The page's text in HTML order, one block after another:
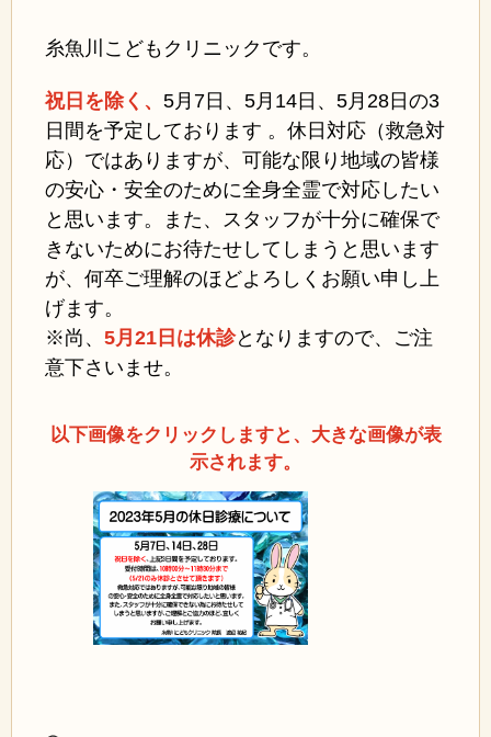
糸魚川こどもクリニックです。
祝日を除く、 5月7日、 5月14日、5月28日の3
日間を予定しております 。休日対応（救急対
応）ではありますが、可能な限り地域の皆様
の安心・安全のために全身全霊で対応したい
と思います。また、スタッフが十分に確保で
きないためにお待たせしてしまうと思います
が、何卒ご理解のほどよろしくお願い申し上
げます。
※尚、 5月21日は休診となりますので、ご注
意下さいませ。
以下画像をクリックしますと、大きな画像が表
示されます。